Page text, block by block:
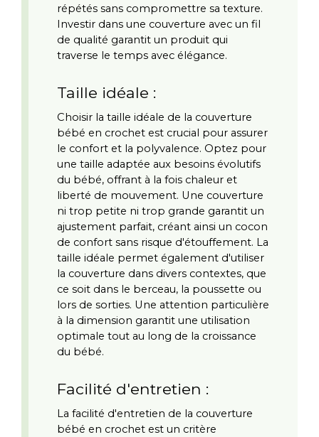
répétés sans compromettre sa texture.
Investir dans une couverture avec un fil
de qualité garantit un produit qui
traverse le temps avec élégance.
Taille idéale :
Choisir la taille idéale de la couverture
bébé en crochet est crucial pour assurer
le confort et la polyvalence. Optez pour
une taille adaptée aux besoins évolutifs
du bébé, offrant à la fois chaleur et
liberté de mouvement. Une couverture
ni trop petite ni trop grande garantit un
ajustement parfait, créant ainsi un cocon
de confort sans risque d'étouffement. La
taille idéale permet également d'utiliser
la couverture dans divers contextes, que
ce soit dans le berceau, la poussette ou
lors de sorties. Une attention particulière
à la dimension garantit une utilisation
optimale tout au long de la croissance
du bébé.
Facilité d'entretien :
La facilité d'entretien de la couverture
bébé en crochet est un critère